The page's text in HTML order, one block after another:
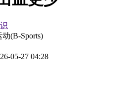
(B-Sports)
05-27 04:28